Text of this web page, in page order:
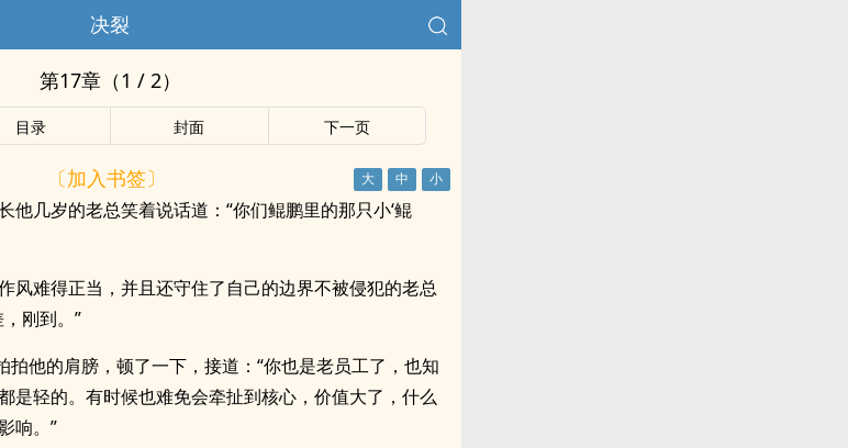
决裂
第17章（1 / 2）
目录 封面 下一页
〔加入书签〕
他几岁的老总笑着说话道：“你们鲲鹏里的那只小‘鲲
风难得正当，并且还守住了自己的边界不被侵犯的老总
刚到。”
拍他的肩膀，顿了一下，接道：“你也是老员工了，也知
是轻的。有时候也难免会牵扯到核心，价值大了，什么
响。”